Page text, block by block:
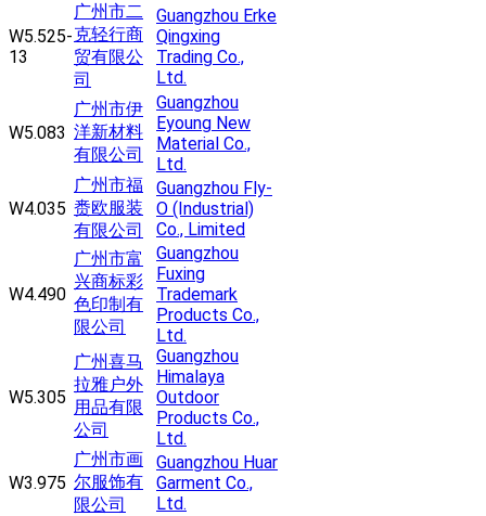
W5.525-
13
广州市二
克轻行商
贸有限公
司
Guangzhou Erke
Qingxing
Trading Co.,
Ltd.
W5.083
广州市伊
洋新材料
有限公司
Guangzhou
Eyoung New
Material Co.,
Ltd.
W4.035
广州市福
赉欧服装
有限公司
Guangzhou Fly-
O (Industrial)
Co., Limited
W4.490
广州市富
兴商标彩
色印制有
限公司
Guangzhou
Fuxing
Trademark
Products Co.,
Ltd.
W5.305
广州喜马
拉雅户外
用品有限
公司
Guangzhou
Himalaya
Outdoor
Products Co.,
Ltd.
W3.975
广州市画
尔服饰有
限公司
Guangzhou Huar
Garment Co.,
Ltd.